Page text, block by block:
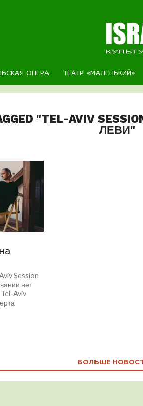
ОПЕРА ТЕАТР «МАЛЕНЬКИЙ»
"TEL-AVIV
ЛЕВИ"
Session
нет
Aviv
БОЛЬШЕ